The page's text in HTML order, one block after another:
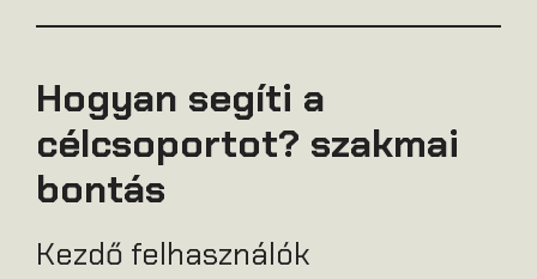
Hogyan segíti a
célcsoportot? szakmai
bontás
Kezdő felhasználók